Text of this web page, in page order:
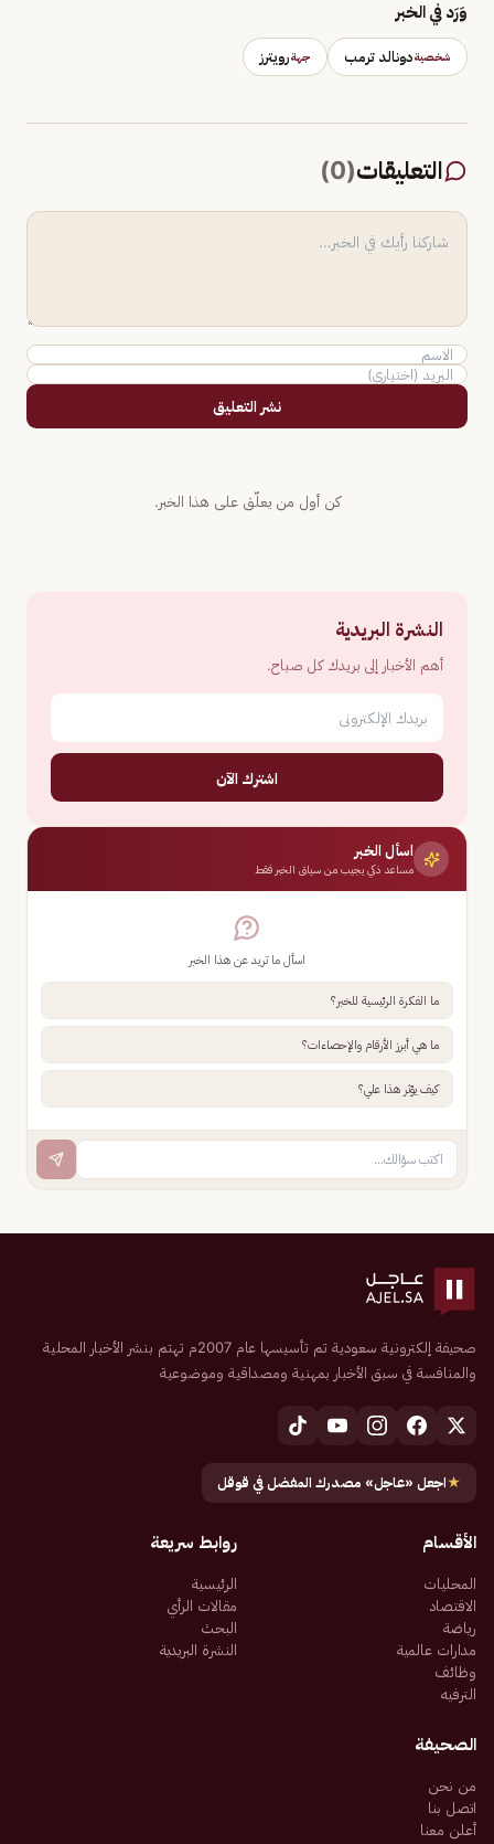
وَرَد في الخبر
شخصيةدونالد ترمب جهةرويترز
التعليقات(
0
)
نشر التعليق
كن أول من يعلّق على هذا الخبر.
النشرة البريدية
أهم الأخبار إلى بريدك كل صباح.
اشترك الآن
اسأل الخبر
مساعد ذكي يجيب من سياق الخبر فقط
اسأل ما تريد عن هذا الخبر
ما الفكرة الرئيسية للخبر؟
ما هي أبرز الأرقام والإحصاءات؟
كيف يؤثر هذا علي؟
صحيفة إلكترونية سعودية تم تأسيسها عام 2007م تهتم بنشر الأخبار المحلية
والمنافسة في سبق الأخبار بمهنية ومصداقية وموضوعية
★اجعل «عاجل» مصدرك المفضل في قوقل
الأقسام
المحليات
الاقتصاد
رياضة
مدارات عالمية
وظائف
الترفيه
روابط سريعة
الرئيسية
مقالات الرأي
البحث
النشرة البريدية
الصحيفة
من نحن
اتصل بنا
أعلن معنا